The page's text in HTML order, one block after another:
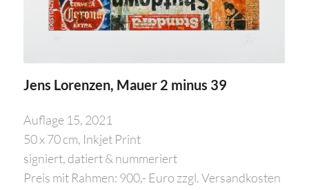
Jens Lorenzen, Mauer 2 minus 39
Auflage 15, 2021
50 x 70 cm, Inkjet Print
signiert, datiert & nummeriert
Preis mit Rahmen: 900,- Euro zzgl. Versandkosten